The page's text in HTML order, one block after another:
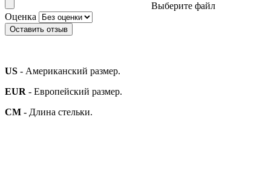
Выберите файл
Оценка
Оставить отзыв
US - Американский размер.
EUR - Европейский размер.
СМ - Длина стельки.